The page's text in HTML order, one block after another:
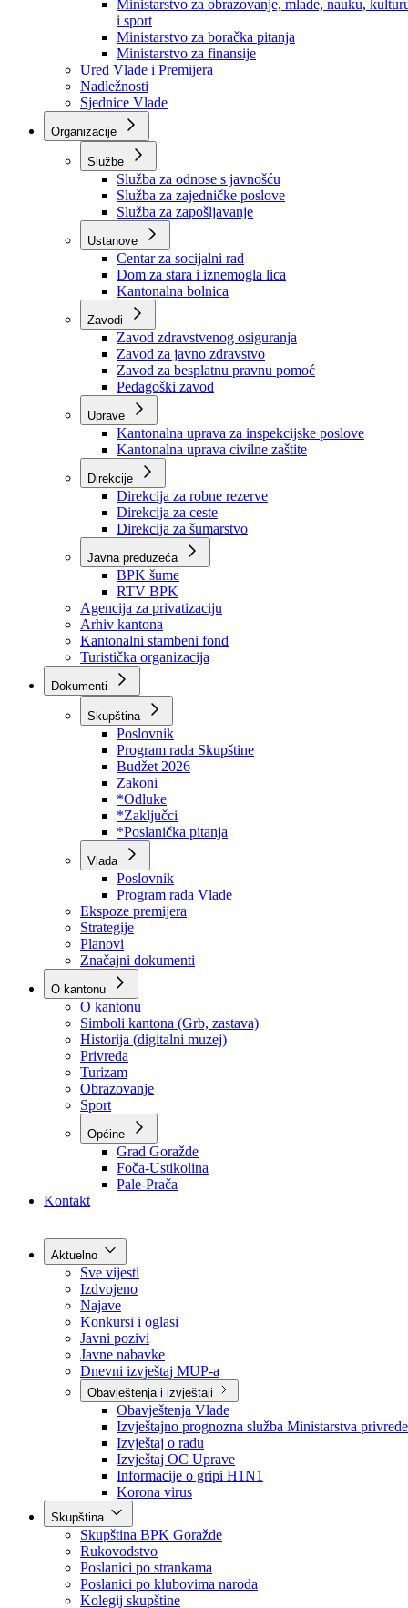
raseljena lica i izbjeglice
Ministarstvo za urbanizam, prostorno uređenje i
zaštitu okoline
Ministarstvo za obrazovanje, mlade, nauku,
i sport
Ministarstvo za boračka pitanja
Ministarstvo za finansije
Ured Vlade i Premijera
Nadležnosti
Sjednice Vlade
Organizacije
Službe
Služba za odnose s javnošću
Služba za zajedničke poslove
Služba za zapošljavanje
Ustanove
Centar za socijalni rad
Dom za stara i iznemogla lica
Kantonalna bolnica
Zavodi
Zavod zdravstvenog osiguranja
Zavod za javno zdravstvo
Zavod za besplatnu pravnu pomoć
Pedagoški zavod
Kantonalna uprava za inspekcijske poslove
Kantonalna uprava civilne zaštite
Direkcije
Direkcija za robne rezerve
Direkcija za ceste
Direkcija za šumarstvo
Javna preduzeća
BPK šume
RTV BPK
Agencija za privatizaciju
Arhiv kantona
Kantonalni stambeni fond
Turistička organizacija
Dokumenti
Skupština
Poslovnik
Program rada Skupštine
Budžet 2026
Zakoni
*Odluke
*Zaključci
*Poslanička pitanja
Vlada
Poslovnik
Program rada Vlade
Ekspoze premijera
Strategije
Planovi
Značajni dokumenti
O kantonu
O kantonu
Simboli kantona (Grb, zastava)
Historija (digitalni muzej)
Privreda
Turizam
Obrazovanje
Sport
Općine
Kontakt
Aktuelno
Sve vijesti
Izdvojeno
Najave
Konkursi i oglasi
Javni pozivi
Javne nabavke
Dnevni izvještaj MUP-a
Obavještenja i izvještaji
Obavještenja Vlade
Izvještajno prognozna služba Ministarstva privrede
Izvještaj o radu
Izvještaj OC Uprave
Informacije o gripi H1N1
Korona virus
Skupština
Skupština BPK Goražde
Rukovodstvo